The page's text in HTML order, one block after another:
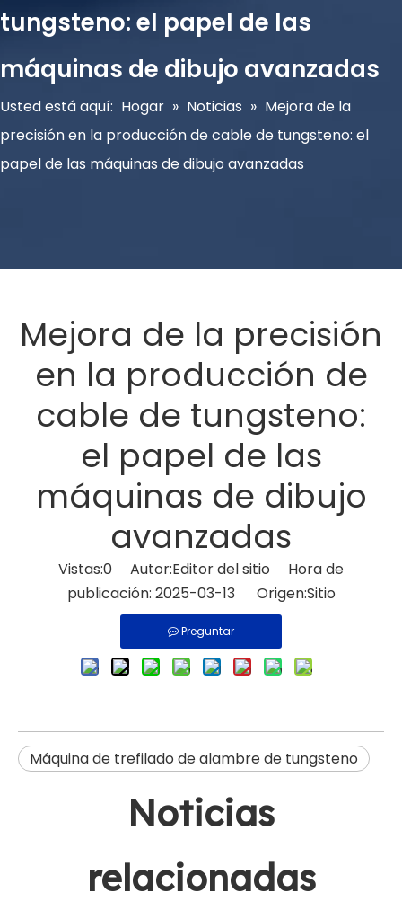
tungsteno: el papel de las
máquinas de dibujo avanzadas
Usted está aquí: Hogar » Noticias » Mejora de la
precisión en la producción de cable de tungsteno: el
papel de las máquinas de dibujo avanzadas
Mejora de la precisión
en la producción de
cable de tungsteno:
el papel de las
máquinas de dibujo
avanzadas
Vistas:0 Autor:Editor del sitio Hora de
publicación: 2025-03-13 Origen:Sitio
Preguntar
Máquina de trefilado de alambre de tungsteno
Noticias
relacionadas